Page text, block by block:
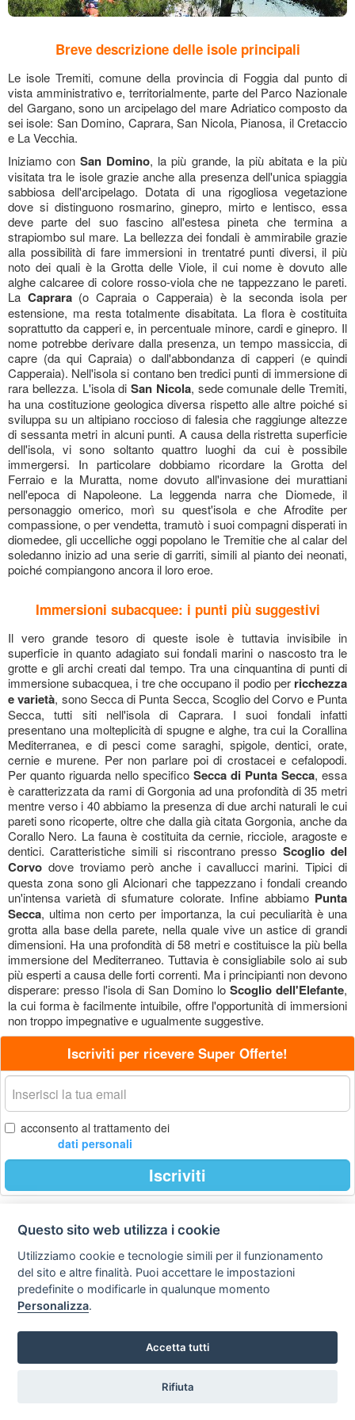
Breve descrizione delle isole principali
Le isole Tremiti, comune della provincia di Foggia dal punto di
vista amministrativo e, territorialmente, parte del Parco Nazionale
del Gargano, sono un arcipelago del mare Adriatico composto da
sei isole: San Domino, Caprara, San Nicola, Pianosa, il Cretaccio
e La Vecchia.
Iniziamo conSan Domino, la più grande, la più abitata e la più
visitata tra le isole grazie anche alla presenza dell'unica spiaggia
sabbiosa dell'arcipelago. Dotata di una rigogliosa vegetazione
dove si distinguono rosmarino, ginepro, mirto e lentisco, essa
deve parte del suo fascino all'estesa pineta che termina a
strapiombo sul mare. La bellezza dei fondali è ammirabile grazie
alla possibilità di fare immersioni in trentatré punti diversi, il più
noto dei quali è la Grotta delle Viole, il cui nome è dovuto alle
alghe calcaree di colore rosso-viola che ne tappezzano le pareti.
La Caprara(o Capraia o Capperaia) è la seconda isola per
estensione, ma resta totalmente disabitata. La flora è costituita
soprattutto da capperi e, in percentuale minore, cardi e ginepro. Il
nome potrebbe derivare dalla presenza, un tempo massiccia, di
capre (da qui Capraia) o dall'abbondanza di capperi (e quindi
Capperaia). Nell'isola si contano ben tredici punti di immersione di
rara bellezza. L'isola diSan Nicola, sede comunale delle Tremiti,
ha una costituzione geologica diversa rispetto alle altre poiché si
sviluppa su un altipiano roccioso di falesia che raggiunge altezze
di sessanta metri in alcuni punti. A causa della ristretta superficie
dell'isola, vi sono soltanto quattro luoghi da cui è possibile
immergersi. In particolare dobbiamo ricordare la Grotta del
Ferraio e la Muratta, nome dovuto all'invasione dei murattiani
nell'epoca di Napoleone. La leggenda narra che Diomede, il
personaggio omerico, morì su quest'isola e che Afrodite per
compassione, o per vendetta, tramutò i suoi compagni disperati in
diomedee, gli uccelliche oggi popolano le Tremitie che al calar del
soledanno inizio ad una serie di garriti, simili al pianto dei neonati,
poiché compiangono ancora il loro eroe.
Immersioni subacquee: i punti più suggestivi
Il vero grande tesoro di queste isole è tuttavia invisibile in
superficie in quanto adagiato sui fondali marini o nascosto tra le
grotte e gli archi creati dal tempo. Tra una cinquantina di punti di
immersione subacquea, i tre che occupano il podio perricchezza
e varietà, sono Secca di Punta Secca, Scoglio del Corvo e Punta
Secca, tutti siti nell'isola di Caprara. I suoi fondali infatti
presentano una molteplicità di spugne e alghe, tra cui la Corallina
Mediterranea, e di pesci come saraghi, spigole, dentici, orate,
cernie e murene. Per non parlare poi di crostacei e cefalopodi.
Per quanto riguarda nello specifico Secca di Punta Secca, essa
è caratterizzata da rami di Gorgonia ad una profondità di 35 metri
mentre verso i 40 abbiamo la presenza di due archi naturali le cui
pareti sono ricoperte, oltre che dalla già citata Gorgonia, anche da
Corallo Nero. La fauna è costituita da cernie, ricciole, aragoste e
dentici. Caratteristiche simili si riscontrano presso Scoglio del
Corvo dove troviamo però anche i cavallucci marini. Tipici di
questa zona sono gli Alcionari che tappezzano i fondali creando
un'intensa varietà di sfumature colorate. Infine abbiamo Punta
Secca, ultima non certo per importanza, la cui peculiarità è una
grotta alla base della parete, nella quale vive un astice di grandi
dimensioni. Ha una profondità di 58 metri e costituisce la più bella
immersione del Mediterraneo. Tuttavia è consigliabile solo ai sub
più esperti a causa delle forti correnti. Ma i principianti non devono
disperare: presso l'isola di San Domino lo Scoglio dell'Elefante,
la cui forma è facilmente intuibile, offre l'opportunità di immersioni
non troppo impegnative e ugualmente suggestive.
Iscriviti per ricevere Super Offerte!
La
tua
email
acconsento al trattamento dei
dati personali
Iscriviti
Privacy
policy
Avviso
legale
Preferenze cookie
Copyright © 2008
SVILUPPO TURISMO ITALIA S.r.L. unipersonale
P.IVA: 01665350433 - R.E.A. FM-195884 Via A. Costa, 2
63822 Porto San Giorgio (FM)
Questo sito web utilizza i cookie
Utilizziamo cookie e tecnologie simili per il funzionamento
del sito e altre finalità. Puoi accettare le impostazioni
predefinite o modificarle in qualunque momento
Personalizza.
Accetta tutti
Rifiuta